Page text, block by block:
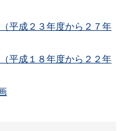
平成２３年度から２７年
平成１８年度から２２年